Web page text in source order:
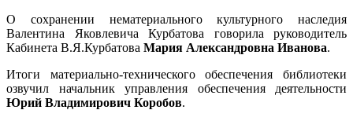
О сохранении нематериального культурного наследия
Валентина Яковлевича Курбатова говорила руководитель
Кабинета В.Я.Курбатова Мария Александровна Иванова.
Итоги материально-технического обеспечения библиотеки
озвучил начальник управления обеспечения деятельности
Юрий Владимирович Коробов.